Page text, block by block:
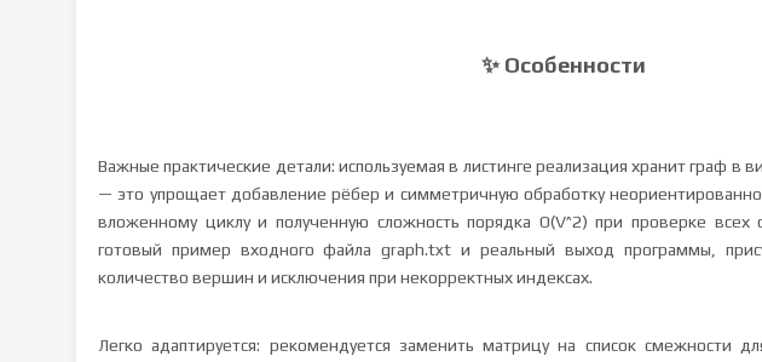
✨ Особенности
Важные практические детали: используемая в листинге реализация хранит граф в
— это упрощает добавление рёбер и симметричную обработку
вложенному циклу и полученную сложность порядка O(V^2) при проверке всех
готовый пример входного файла graph.txt и реальный выход программы,
количество вершин и исключения при некорректных индексах.
Легко адаптируется: рекомендуется заменить матрицу на список смежности